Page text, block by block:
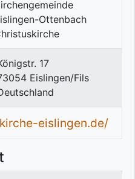
17
Eislingen/Fils
eislingen.de/